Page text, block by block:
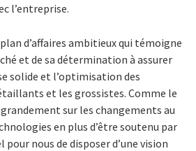
l’entreprise.
d’affaires ambitieux qui témoigne
et de sa détermination à assurer
solide et l’optimisation des
et les grossistes. Comme le
sur les changements au
en plus d’être soutenu par
nous de disposer d’une vision